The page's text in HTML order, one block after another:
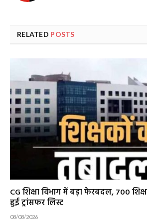
RELATED POSTS
CG शिक्षा विभाग में बड़ा फेरबदल, 700
हुई ट्रांसफर लिस्ट
08/08/2026